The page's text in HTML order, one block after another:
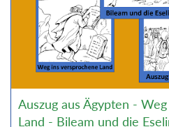
Auszug aus Ägypten -
Land - Bileam und die